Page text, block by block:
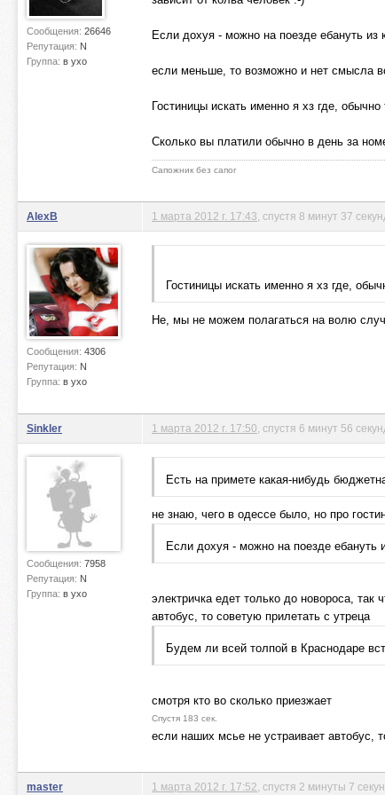
Сообщения: 26646
Репутация: N
Группа: в ухо
Если дохуя - можно на поезде ебануть из
если меньше, то возможно и нет смысла
Гостиницы искать именно я хз где,
Сколько вы платили обычно в день за
Сапожник без сапог
AlexB
Сообщения: 4306
Репутация: N
Группа: в ухо
1 марта 2012 г. 17:43 , спустя 8 минут 37
Гостиницы искать именно я хз где,
Не, мы не можем полагаться на волю
Sinkler
Сообщения: 7958
Репутация: N
Группа: в ухо
1 марта 2012 г. 17:50 , спустя 6 минут 56
Есть на примете какая-нибудь
не знаю, чего в одессе было, но про
Если дохуя - можно на поезде ебануть
электричка едет только до новороса,
автобус, то советую прилетать с утреца
Будем ли всей толпой в Краснодаре
смотря кто во сколько приезжает
Спустя 183 сек.
если наших мсье не устраивает автобус,
master 1 марта 2012 г. 17:52 , спустя 2 минуты 7